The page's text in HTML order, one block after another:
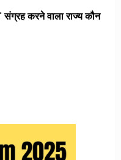
करने वाला राज्य कौन